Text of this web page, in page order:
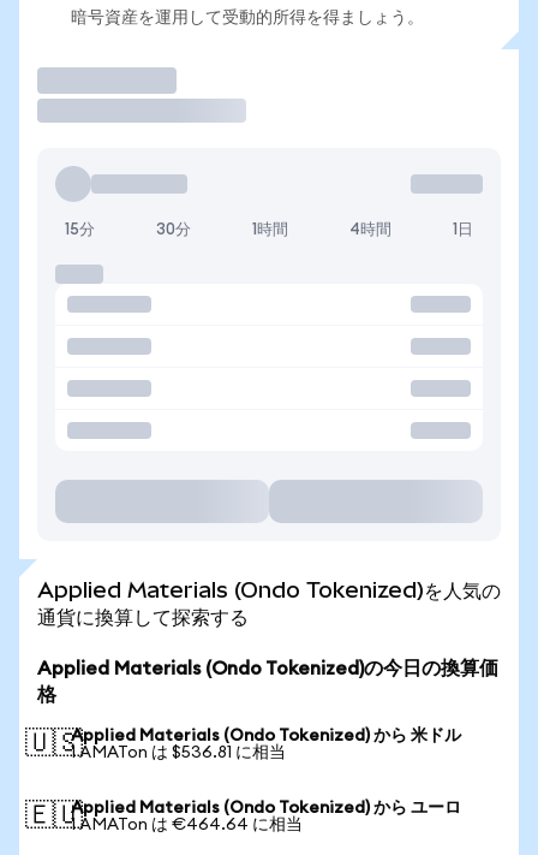
暗号資産を運用して受動的所得を得ましょう。
15分 30分 1時間 4時間 1日
Applied Materials (Ondo Tokenized)を人気の
通貨に換算して探索する
Applied Materials (Ondo Tokenized)の今日の換算価
格
🇺🇸Applied Materials (Ondo Tokenized) から 米ドル
1 AMATon は $536.81 に相当
🇪🇺Applied Materials (Ondo Tokenized) から ユーロ
1 AMATon は €464.64 に相当